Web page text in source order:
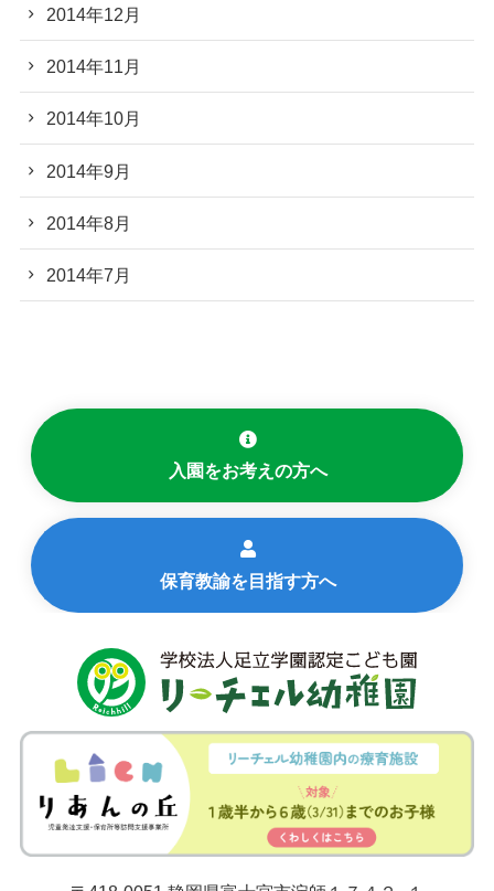
2014年12月
2014年11月
2014年10月
2014年9月
2014年8月
2014年7月
入園をお考えの方へ
保育教諭を目指す方へ